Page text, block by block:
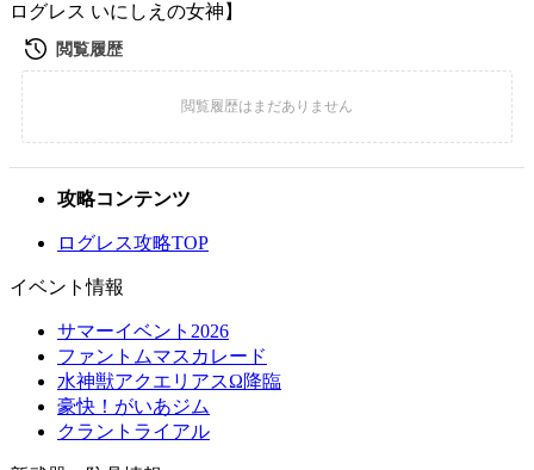
ログレス いにしえの女神】
攻略コンテンツ
ログレス攻略TOP
イベント情報
サマーイベント2026
ファントムマスカレード
水神獣アクエリアスΩ降臨
豪快！がいあジム
クラントライアル